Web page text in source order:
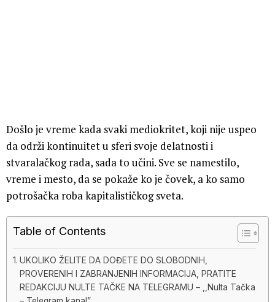
Došlo je vreme kada svaki mediokritet, koji nije uspeo
da održi kontinuitet u sferi svoje delatnosti i
stvaralačkog rada, sada to učini. Sve se namestilo,
vreme i mesto, da se pokaže ko je čovek, a ko samo
potrošačka roba kapitalističkog sveta.
Table of Contents
UKOLIKO ŽELITE DA DOĐETE DO SLOBODNIH,
PROVERENIH I ZABRANJENIH INFORMACIJA, PRATITE
REDAKCIJU NULTE TAČKE NA TELEGRAMU – ,,Nulta Tačka